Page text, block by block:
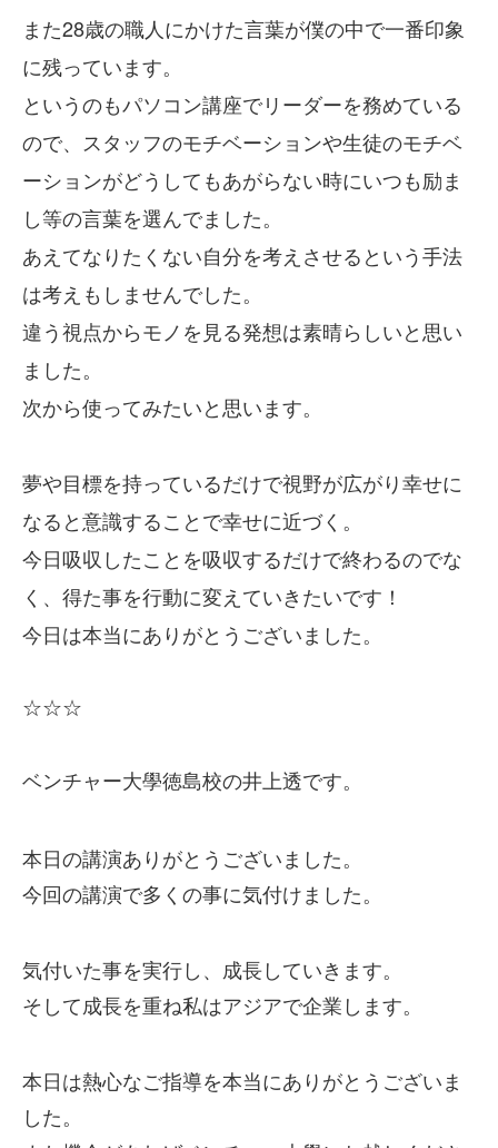
また28歳の職人にかけた言葉が僕の中で一番印象
に残っています。
というのもパソコン講座でリーダーを務めている
ので、スタッフのモチベーションや生徒のモチベ
ーションがどうしてもあがらない時にいつも励ま
し等の言葉を選んでました。
あえてなりたくない自分を考えさせるという手法
は考えもしませんでした。
違う視点からモノを見る発想は素晴らしいと思い
ました。
次から使ってみたいと思います。
夢や目標を持っているだけで視野が広がり幸せに
なると意識することで幸せに近づく。
今日吸収したことを吸収するだけで終わるのでな
く、得た事を行動に変えていきたいです！
今日は本当にありがとうございました。
☆☆☆
ベンチャー大學徳島校の井上透です。
本日の講演ありがとうございました。
今回の講演で多くの事に気付けました。
気付いた事を実行し、成長していきます。
そして成長を重ね私はアジアで企業します。
本日は熱心なご指導を本当にありがとうございま
した。